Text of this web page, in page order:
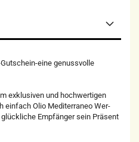
eine genussvolle
exklusiven und hochwertigen
einfach Olio Mediterraneo Wer-
Empfänger sein Präsent